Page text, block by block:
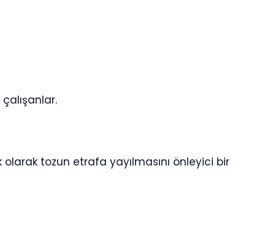
tozun etrafa yayılmasını önleyici bir